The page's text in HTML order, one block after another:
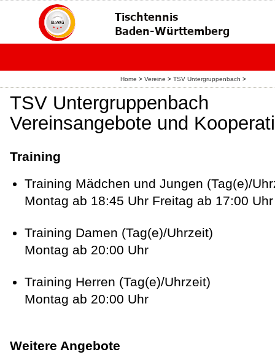
Home > Vereine > TSV Untergruppenbach >
TSV Untergruppenbach
Vereinsangebote und
Training
Training Mädchen und Jungen (Tag(e)/
Montag ab 18:45 Uhr Freitag ab 17:00 Uhr
Training Damen (Tag(e)/Uhrzeit)
Montag ab 20:00 Uhr
Training Herren (Tag(e)/Uhrzeit)
Montag ab 20:00 Uhr
Weitere Angebote